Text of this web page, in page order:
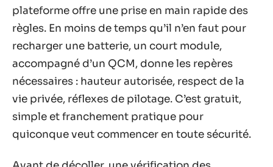
plateforme offre une prise en main rapide des
règles. En moins de temps qu’il n’en faut pour
recharger une batterie, un court module,
accompagné d’un QCM, donne les repères
nécessaires : hauteur autorisée, respect de la
vie privée, réflexes de pilotage. C’est gratuit,
simple et franchement pratique pour
quiconque veut commencer en toute sécurité.